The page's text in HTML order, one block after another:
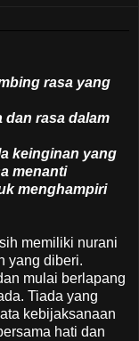
rasa yang
dan rasa dalam
keinginan yang
menanti
menghampiri
memiliki nurani
yang diberi.
mulai berlapang
Tiada yang
kebijaksanaan
hati dan